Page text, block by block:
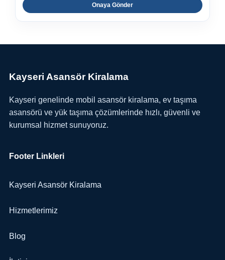
Onaya Gönder
Kayseri Asansör Kiralama
Kayseri genelinde mobil asansör kiralama, ev taşıma
asansörü ve yük taşıma çözümlerinde hızlı, güvenli ve
kurumsal hizmet sunuyoruz.
Footer Linkleri
Kayseri Asansör Kiralama
Hizmetlerimiz
Blog